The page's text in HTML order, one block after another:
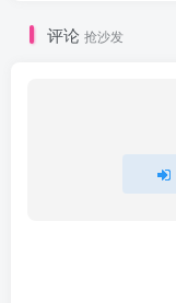
评论 抢沙发